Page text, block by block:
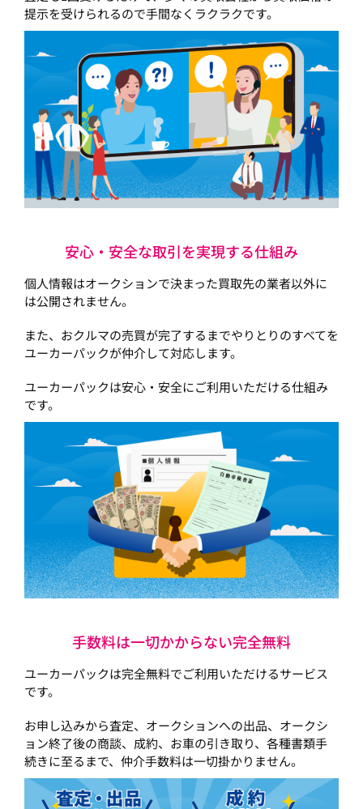
提示を受けられるので手間なくラクラクです。
安心・安全な取引を実現する仕組み
個人情報はオークションで決まった買取先の業者以外に
は公開されません。
また、おクルマの売買が完了するまでやりとりのすべてを
ユーカーパックが仲介して対応します。
ユーカーパックは安心・安全にご利用いただける仕組み
です。
手数料は一切かからない完全無料
ユーカーパックは完全無料でご利用いただけるサービス
です。
お申し込みから査定、オークションへの出品、オークシ
ョン終了後の商談、成約、お車の引き取り、各種書類手
続きに至るまで、仲介手数料は一切掛かりません。